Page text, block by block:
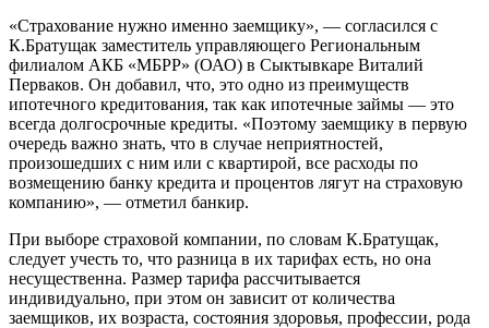
«Страхование нужно именно заемщику», — согласился с
К.Братущак заместитель управляющего Региональным
филиалом АКБ «МБРР» (ОАО) в Сыктывкаре Виталий
Перваков. Он добавил, что, это одно из преимуществ
ипотечного кредитования, так как ипотечные займы — это
всегда долгосрочные кредиты. «Поэтому заемщику в первую
очередь важно знать, что в случае неприятностей,
произошедших с ним или с квартирой, все расходы по
возмещению банку кредита и процентов лягут на страховую
компанию», — отметил банкир.
При выборе страховой компании, по словам К.Братущак,
следует учесть то, что разница в их тарифах есть, но она
несущественна. Размер тарифа рассчитывается
индивидуально, при этом он зависит от количества
заемщиков, их возраста, состояния здоровья, профессии, рода